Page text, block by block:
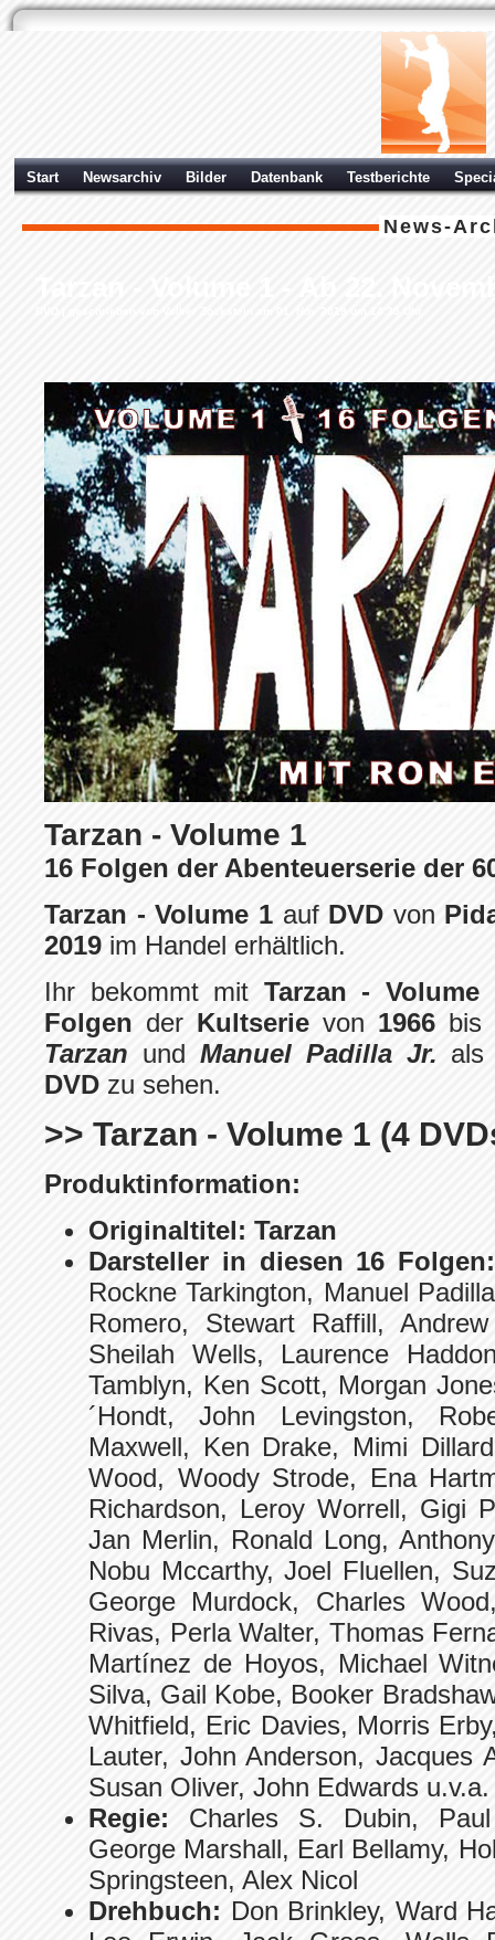
Start Newsarchiv Bilder Datenbank Testberichte
News-
Tarzan - Volume 1
16 Folgen der Abenteuerserie der
Tarzan - Volume 1auf DVD von
2019 im Handel erhältlich.
Ihr bekommt mit Tarzan - Volume
Folgen der Kultserie von 1966 bis
Tarzan und Manuel Padilla Jr.
DVD zu sehen.
>> Tarzan - Volume 1 (4
Produktinformation:
Originaltitel: Tarzan
Darsteller in diesen 16 Folgen:
Rockne Tarkington, Manuel
Romero, Stewart Raffill,
Sheilah Wells, Laurence
Tamblyn, Ken Scott, Morgan
´Hondt, John Levingston,
Maxwell, Ken Drake, Mimi
Wood, Woody Strode, Ena
Richardson, Leroy Worrell, Gigi
Jan Merlin, Ronald Long,
Nobu Mccarthy, Joel Fluellen,
George Murdock, Charles
Rivas, Perla Walter, Thomas
Martínez de Hoyos, Michael
Silva, Gail Kobe, Booker
Whitfield, Eric Davies, Morris
Lauter, John Anderson, Jacques
Susan Oliver, John Edwards u.v.a.
Regie: Charles S. Dubin,
George Marshall, Earl Bellamy,
Springsteen, Alex Nicol
Drehbuch: Don Brinkley, Ward